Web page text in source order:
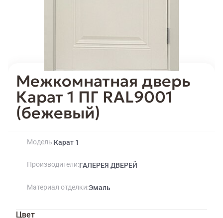
Межкомнатная дверь
Карат 1 ПГ RAL9001
(бежевый)
Модель Карат 1
Производители ГАЛЕРЕЯ ДВЕРЕЙ
Материал отделки Эмаль
Цвет